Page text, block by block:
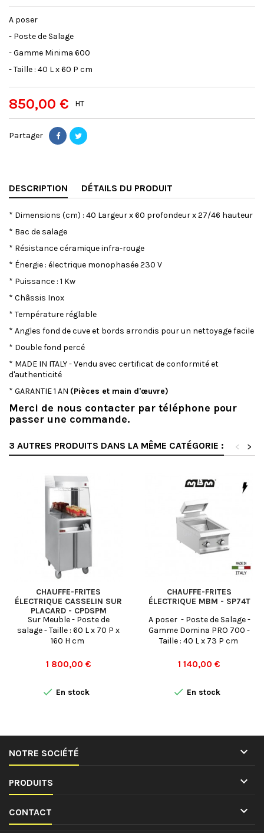
A poser
- Poste de Salage
- Gamme Minima 600
- Taille : 40 L x 60 P cm
850,00 € HT
Partager
DESCRIPTION DÉTAILS DU PRODUIT
* Dimensions (cm) : 40 Largeur x 60 profondeur x 27/46 hauteur
* Bac de salage
* Résistance céramique infra-rouge
* Énergie : électrique monophasée 230 V
* Puissance : 1 Kw
* Châssis Inox
* Température réglable
* Angles fond de cuve et bords arrondis pour un nettoyage facile
* Double fond percé
* MADE IN ITALY - Vendu avec certificat de conformité et
d'authenticité
* GARANTIE 1 AN (Pièces et main d'œuvre)
Merci de nous contacter par téléphone pour
passer une commande.
3 AUTRES PRODUITS DANS LA MÊME CATÉGORIE : >
<
CHAUFFE-FRITES
ÉLECTRIQUE CASSELIN SUR
PLACARD - CPDSPM
Sur Meuble - Poste de
salage - Taille : 60 L x 70 P x
160 H cm
Prix
1 800,00 €
 En stock
CHAUFFE-FRITES
ÉLECTRIQUE MBM - SP74T
A poser - Poste de Salage -
Gamme Domina PRO 700 -
Taille : 40 L x 73 P cm
Prix
1 140,00 €
 En stock
NOTRE SOCIÉTÉ 
PRODUITS 
CONTACT 